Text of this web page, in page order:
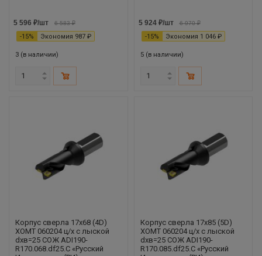
5 596 ₽/шт 6 583₽
-15% Экономия 987 ₽
3 (в наличии)
5 924₽/шт 6 970₽
-15% Экономия 1 046₽
5 (в наличии)
Корпус сверла 17х68 (4D)
XOMT 060204 ц/х с лыской
dхв=25 СОЖ ADI190-
R170.068.df25.С «Русский
Корпус сверла 17х85 (5D)
XOMT 060204 ц/х с лыской
dхв=25 СОЖ ADI190-
R170.085.df25.С «Русский